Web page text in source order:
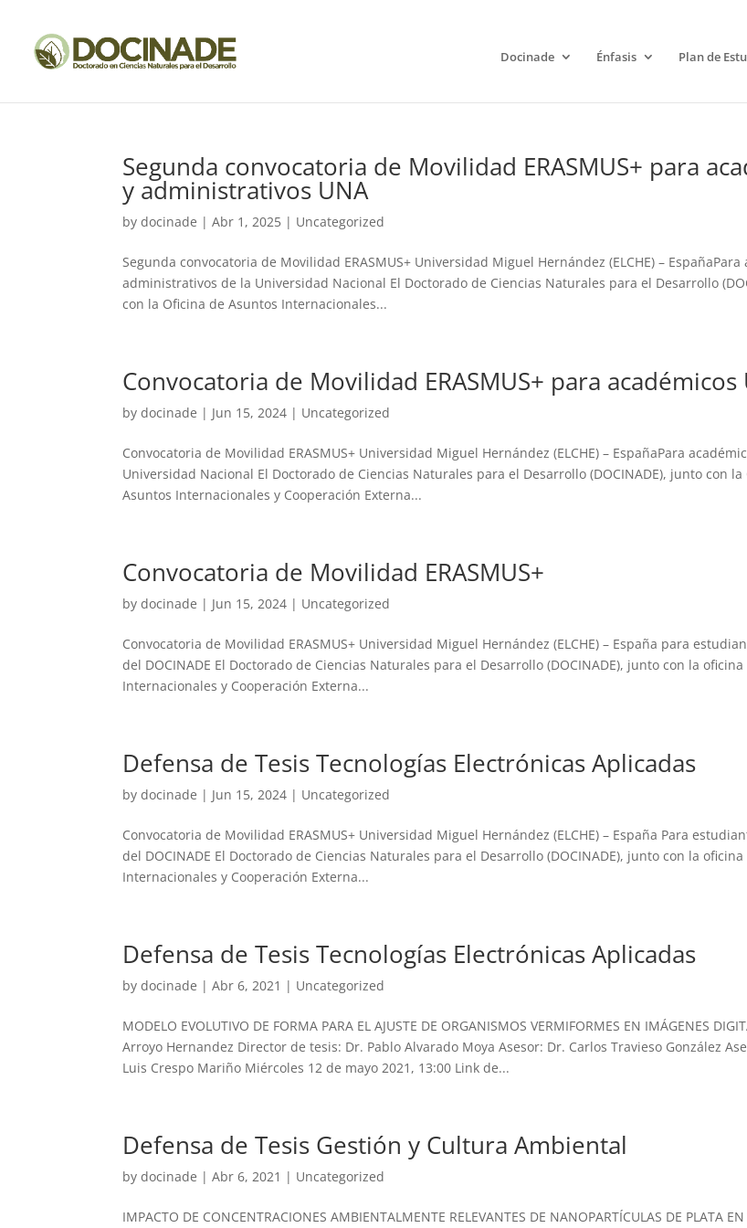
Docinade Énfasis Plan de
Segunda convocatoria de Movilidad ERASMUS+ para
y administrativos UNA
bydocinade |Abr 1, 2025 | Uncategorized
Segunda convocatoria de Movilidad ERASMUS+ Universidad Miguel Hernández (ELCHE) – EspañaPara
administrativos de la Universidad Nacional El Doctorado de Ciencias Naturales para el Desarrollo
con la Oficina de Asuntos Internacionales...
Convocatoria de Movilidad ERASMUS+ para académicos
bydocinade | Jun 15, 2024 | Uncategorized
Convocatoria de Movilidad ERASMUS+ Universidad Miguel Hernández (ELCHE) – EspañaPara
Universidad Nacional El Doctorado de Ciencias Naturales para el Desarrollo (DOCINADE), junto con la
Asuntos Internacionales y Cooperación Externa...
Convocatoria de Movilidad ERASMUS+
bydocinade | Jun 15, 2024 | Uncategorized
Convocatoria de Movilidad ERASMUS+ Universidad Miguel Hernández (ELCHE) – España para
del DOCINADE El Doctorado de Ciencias Naturales para el Desarrollo (DOCINADE), junto con la
Internacionales y Cooperación Externa...
Defensa de Tesis Tecnologías Electrónicas Aplicadas
bydocinade | Jun 15, 2024 | Uncategorized
Convocatoria de Movilidad ERASMUS+ Universidad Miguel Hernández (ELCHE) – España Para
del DOCINADE El Doctorado de Ciencias Naturales para el Desarrollo (DOCINADE), junto con la
Internacionales y Cooperación Externa...
Defensa de Tesis Tecnologías Electrónicas Aplicadas
bydocinade |Abr 6, 2021 | Uncategorized
MODELO EVOLUTIVO DE FORMA PARA EL AJUSTE DE ORGANISMOS VERMIFORMES EN IMÁGENES
Arroyo Hernandez Director de tesis: Dr. Pablo Alvarado Moya Asesor: Dr. Carlos Travieso González
Luis Crespo Mariño Miércoles 12 de mayo 2021, 13:00 Link de...
Defensa de Tesis Gestión y Cultura Ambiental
bydocinade |Abr 6, 2021 | Uncategorized
IMPACTO DE CONCENTRACIONES AMBIENTALMENTE RELEVANTES DE NANOPARTÍCULAS DE PLATA